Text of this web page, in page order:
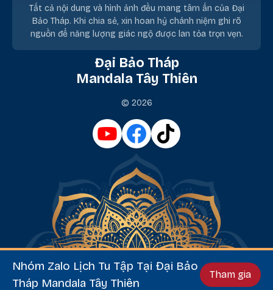
Tất cả nội dung và hình ảnh đều mang tâm ấn của Đại
Bảo Tháp. Khi chia sẻ, xin hoan hỷ chánh niệm ghi rõ
nguồn để năng lượng giác ngộ được lan tỏa trọn vẹn.
Đại Bảo Tháp
Mandala Tây Thiên
© 2026
Nhóm Zalo Lịch Tu Tập Tại Đại Bảo
Tháp Mandala Tây Thiên
Tham gia